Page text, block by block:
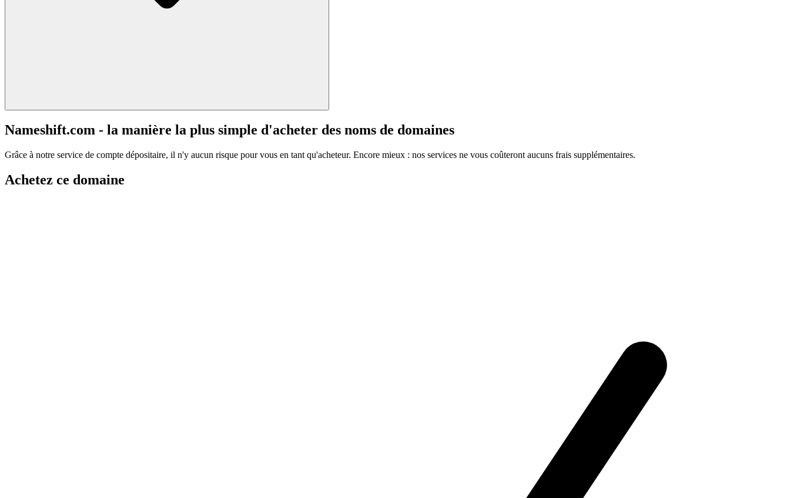
Nameshift.com - la manière la plus simple d'acheter des noms de domaines
Grâce à notre service de compte dépositaire, il n'y aucun risque pour vous en tant qu'acheteur. Encore mieux : nos services ne vous coûteront aucuns frais supplémentaires.
Achetez ce domaine